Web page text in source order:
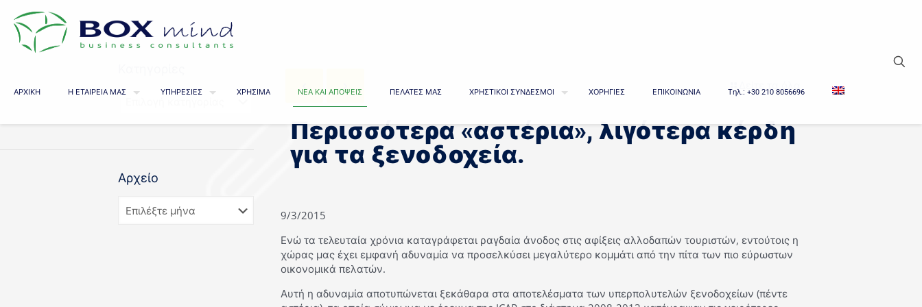
ΑΡΧΙΚΗ Η ΕΤΑΙΡΕΙΑ ΜΑΣ ΥΠΗΡΕΣΙΕΣ ΧΡΗΣΙΜΑ ΝΕΑ ΚΑΙ ΑΠΟΨΕΙΣ ΠΕΛΑΤΕΣ ΜΑΣ ΧΡΗΣΤΙΚΟΙ ΣΥΝΔΕΣΜΟΙ ΧΟΡΗΓΙΕΣ ΕΠΙΚΟΙΝΩΝΙΑ Tηλ.: +30 210 8056696
Περισσότερα «αστέρια», λιγότερα κέρδη
για τα ξενοδοχεία.
9/3/2015
Ενώ τα τελευταία χρόνια καταγράφεται ραγδαία άνοδος στις αφίξεις αλλοδαπών τουριστών, εντούτοις η
χώρας μας έχει εμφανή αδυναμία να προσελκύσει μεγαλύτερο κομμάτι από την πίτα των πιο εύρωστων
οικονομικά πελατών.
Αυτή η αδυναμία αποτυπώνεται ξεκάθαρα στα αποτελέσματα των υπερπολυτελών ξενοδοχείων (πέντε
Αρχείο